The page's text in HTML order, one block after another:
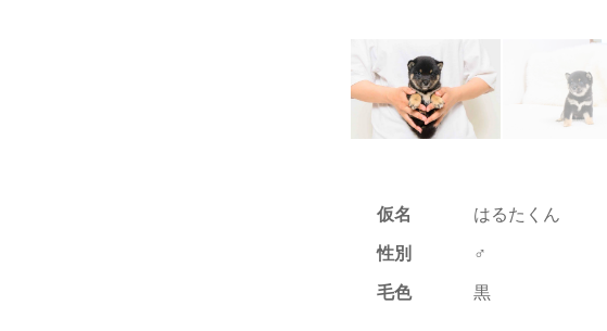
仮名
はるたくん
性別
♂
毛色
黒